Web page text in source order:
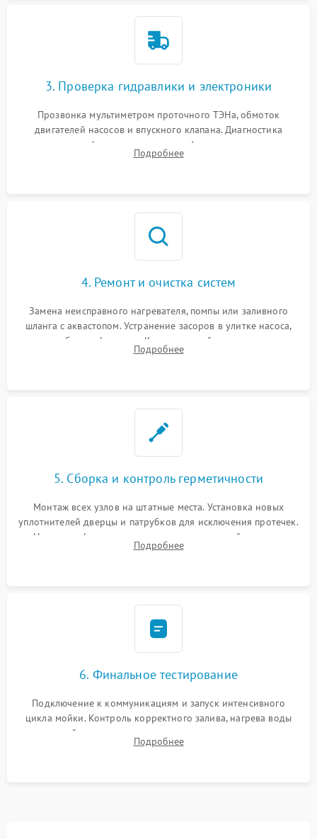
3. Проверка гидравлики и электроники
Прозвонка мультиметром проточного ТЭНа, обмоток
двигателей насосов и впускного клапана. Диагностика
прессостата (датчика уровня воды), датчика мутности,
концевика дверцы и электронного модуля управления.
Подробнее
4. Ремонт и очистка систем
Замена неисправного нагревателя, помпы или заливного
шланга с аквастопом. Устранение засоров в улитке насоса,
патрубках и фильтрах. Компонентный ремонт платы
управления, восстановление поврежденной проводки.
Подробнее
5. Сборка и контроль герметичности
Монтаж всех узлов на штатные места. Установка новых
уплотнителей дверцы и патрубков для исключения протечек.
Надежная фиксация хомутов гидравлической системы,
сборка корпуса и установка датчика поплавка.
Подробнее
6. Финальное тестирование
Подключение к коммуникациям и запуск интенсивного
цикла мойки. Контроль корректного залива, нагрева воды
до нужной температуры, отсутствия посторонних шумов,
штатного слива и абсолютной сухости в поддоне.
Подробнее